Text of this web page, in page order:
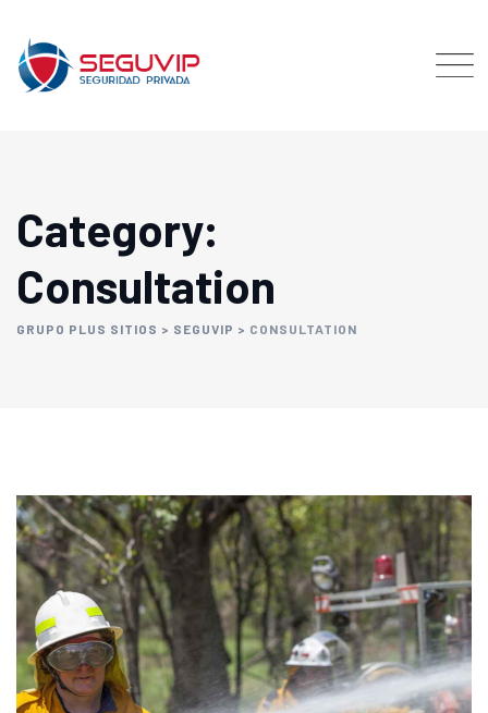
Category:
Consultation
GRUPO PLUS SITIOS > SEGUVIP > CONSULTATION